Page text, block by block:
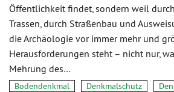
Öffentlichkeit findet, sondern weil
Trassen, durch Straßenbau und
die Archäologie vor immer mehr und
Herausforderungen steht – nicht nur,
Mehrung des…
Bodendenkmal Denkmalschutz